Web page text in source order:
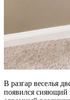
В разгар веселья
появился сияющий